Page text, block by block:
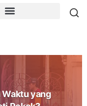
Waktu yang